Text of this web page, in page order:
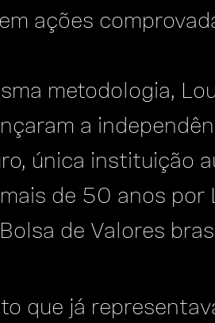
ações
metodologia,
a
única instituição
de 50 anos por
de Valores
que já